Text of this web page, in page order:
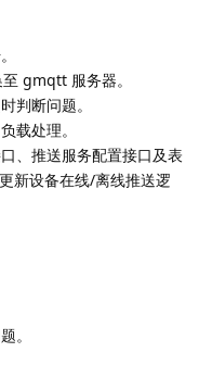
gmqtt 服务器。
判断问题。
载处理。
、推送服务配置接口及表
新设备在线/离线推送逻
。